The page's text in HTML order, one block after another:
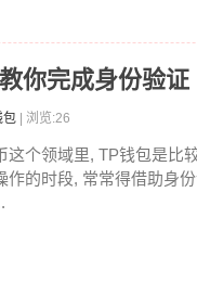
你完成身份验证
包 | 浏览:26
这个领域里, TP钱包是比
作的时段, 常常得借助身